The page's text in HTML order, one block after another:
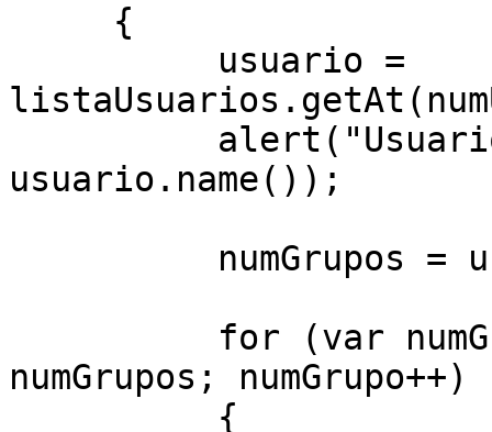
usuario.name());
numGrupos; numGrupo++)